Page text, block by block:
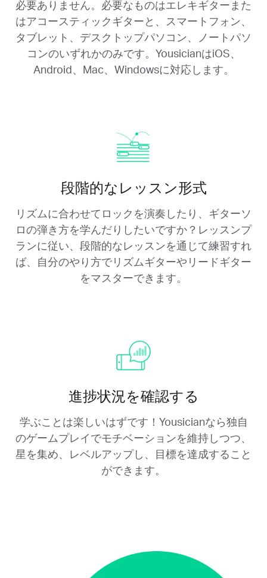
必要ありません。必要なものはエレキギターまた
はアコースティックギターと、スマートフォン、
タブレット、デスクトップパソコン、ノートパソ
コンのいずれかのみです。YousicianはiOS、
Android、Mac、Windowsに対応します。
段階的なレッスン形式
リズムに合わせてロックを演奏したり、ギターソ
ロの弾き方を学んだりしたいですか？レッスンプ
ランに従い、段階的なレッスンを通じて練習すれ
ば、自分のやり方でリズムギターやリードギター
をマスターできます。
進捗状況を確認する
学ぶことは楽しいはずです！Yousicianなら独自
のゲームプレイでモチベーションを維持しつつ、
星を集め、レベルアップし、目標を達成すること
ができます。